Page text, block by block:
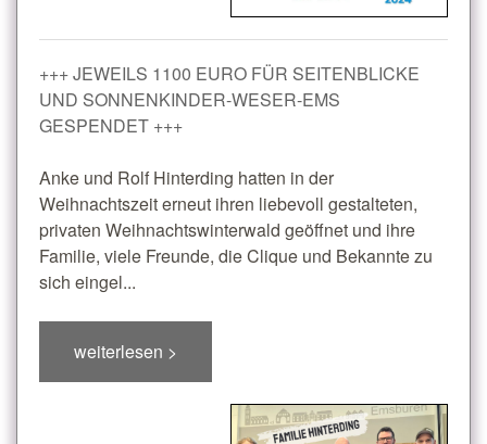
+++ JEWEILS 1100 EURO FÜR SEITENBLICKE
UND SONNENKINDER-WESER-EMS
GESPENDET +++
Anke und Rolf Hinterding hatten in der
Weihnachtszeit erneut ihren liebevoll gestalteten,
privaten Weihnachtswinterwald geöffnet und ihre
Familie, viele Freunde, die Clique und Bekannte zu
sich eingel...
weiterlesen >